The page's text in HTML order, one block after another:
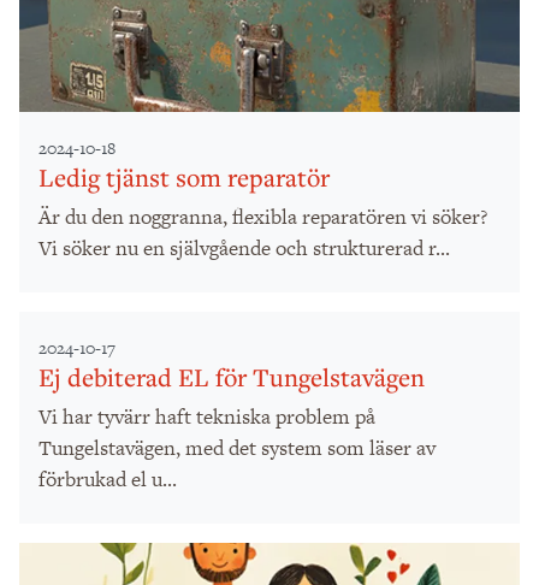
2024-10-18
Ledig tjänst som reparatör
Är du den noggranna, flexibla reparatören vi söker?
Vi söker nu en självgående och strukturerad r...
2024-10-17
Ej debiterad EL för Tungelstavägen
Vi har tyvärr haft tekniska problem på
Tungelstavägen, med det system som läser av
förbrukad el u...